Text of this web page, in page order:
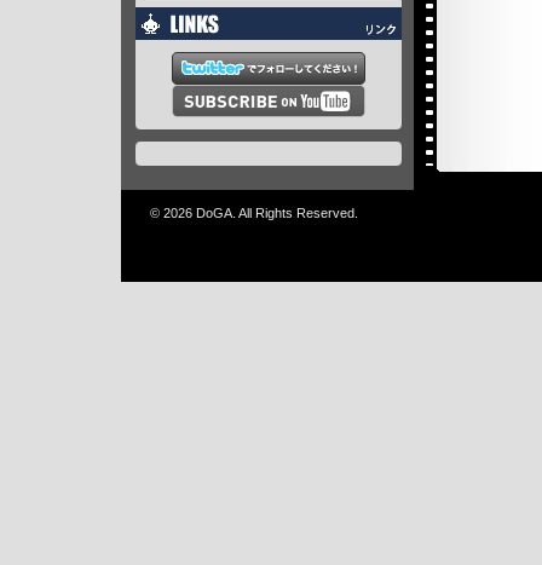
© 2026 DoGA. All Rights Reserved.